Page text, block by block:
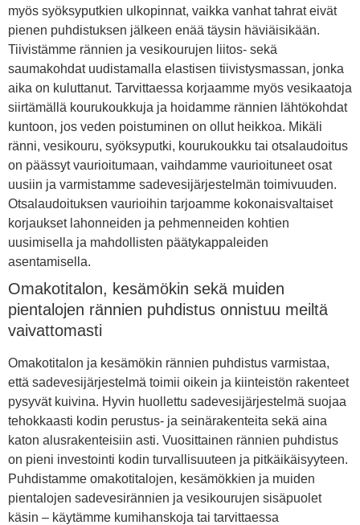
myös syöksyputkien ulkopinnat, vaikka vanhat tahrat eivät
pienen puhdistuksen jälkeen enää täysin häviäisikään.
Tiivistämme rännien ja vesikourujen liitos- sekä
saumakohdat uudistamalla elastisen tiivistysmassan, jonka
aika on kuluttanut. Tarvittaessa korjaamme myös vesikaatoja
siirtämällä kourukoukkuja ja hoidamme rännien lähtökohdat
kuntoon, jos veden poistuminen on ollut heikkoa. Mikäli
ränni, vesikouru, syöksyputki, kourukoukku tai otsalaudoitus
on päässyt vaurioitumaan, vaihdamme vaurioituneet osat
uusiin ja varmistamme sadevesijärjestelmän toimivuuden.
Otsalaudoituksen vaurioihin tarjoamme kokonaisvaltaiset
korjaukset lahonneiden ja pehmenneiden kohtien
uusimisella ja mahdollisten päätykappaleiden
asentamisella.
Omakotitalon, kesämökin sekä muiden
pientalojen rännien puhdistus onnistuu meiltä
vaivattomasti
Omakotitalon ja kesämökin rännien puhdistus varmistaa,
että sadevesijärjestelmä toimii oikein ja kiinteistön rakenteet
pysyvät kuivina. Hyvin huollettu sadevesijärjestelmä suojaa
tehokkaasti kodin perustus- ja seinärakenteita sekä aina
katon alusrakenteisiin asti. Vuosittainen rännien puhdistus
on pieni investointi kodin turvallisuuteen ja pitkäikäisyyteen.
Puhdistamme omakotitalojen, kesämökkien ja muiden
pientalojen sadevesirännien ja vesikourujen sisäpuolet
käsin – käytämme kumihanskoja tai tarvittaessa